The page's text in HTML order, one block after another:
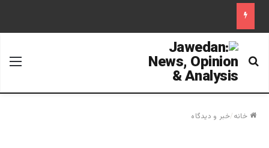
جستجو برای
خانه/خبر و دیدگاه